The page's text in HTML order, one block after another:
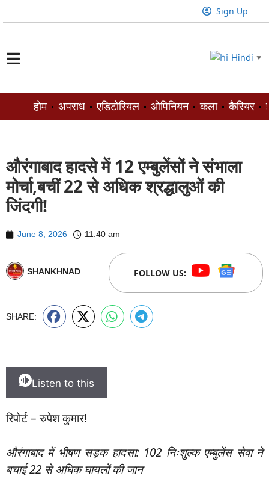
Sign Up
Hindi ▼
होम अपराध एडिटोरियल ओपिनियन कला कैरियर
औरंगाबाद हादसे में 12 एम्बुलेंसों ने संभाला
मोर्चा,बचीं 22 से अधिक श्रद्धालुओं की
जिंदगी!
June 8, 2026 11:40 am
SHANKHNAD FOLLOW US:
SHARE:
Listen to this
रिपोर्ट – रुपेश कुमार!
औरंगाबाद में भीषण सड़क हादसा: 102 निःशुल्क एम्बुलेंस सेवा ने
बचाई 22 से अधिक घायलों की जान